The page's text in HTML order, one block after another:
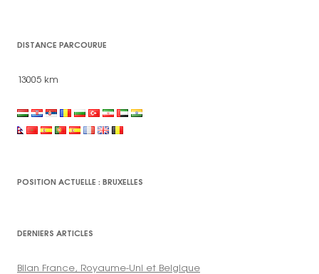
DISTANCE PARCOURUE
13005 km
POSITION ACTUELLE : BRUXELLES
DERNIERS ARTICLES
Bilan France, Royaume-Uni et Belgique